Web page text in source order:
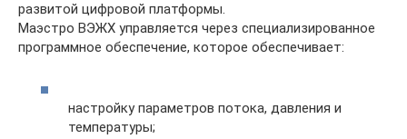
развитой цифровой платформы.
Маэстро ВЭЖХ управляется через специализированное
программное обеспечение, которое обеспечивает:
настройку параметров потока, давления и
температуры;